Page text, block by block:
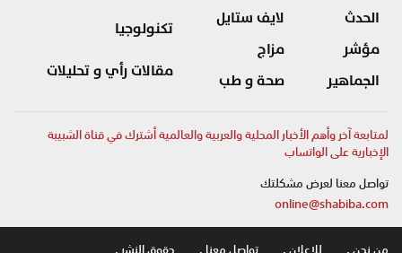
الحدث
مؤشر
الجماهير
لايف ستايل
مزاج
صحة و طب
تكنولوجيا
مقالات رأي و تحليلات
لمتابعة آخر وأهم الأخبار المحلية والعربية والعالمية أشترك في قناة الشبيبة
الإخبارية على الواتساب
تواصل معنا لعرض مشكلتك
online@shabiba.com